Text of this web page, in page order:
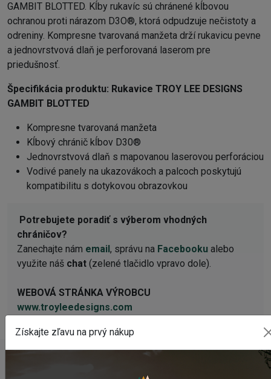
GAMBIT BLOTTED. Kĺby rukavíc sú chránené kĺbovou
ochranou proti nárazom D3O®, ktorá odpudzuje nečistoty a
odreniny. Kompresne tvarovaná manžeta drží rukavicu pevne
a jednovrstvová dlaň je perforovaná laserom pre
priedušnosť.
Špecifikácia produktu: Rukavice TROY LEE DESIGNS
GAMBIT BLOTTED
Kompresne tvarovaná manžeta
Kĺbový chránič kĺbov D30®
Jednovrstvová dlaň s mapovanou laserovou perforáciou
Vodivé panely na ukazovákoch a palcoch poskytujú
kompatibilitu s dotykovou obrazovkou
Potrebujete poradiť s výberom vhodných
chráničov?
Zanechajte nám email , správu na Facebooku alebo
využite náš chat (zelené tlačidlo vpravo dole).
WEBOVÁ STRÁNKA VÝROBCU
www.troyleedesigns.com
Získajte zľavu na prvý nákup